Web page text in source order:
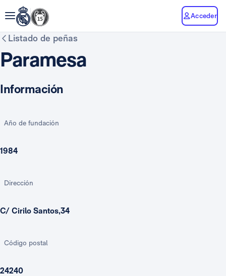
Acceder
Listado de peñas
Paramesa
Información
Año de fundación
1984
Dirección
C/ Cirilo Santos,34
Código postal
24240